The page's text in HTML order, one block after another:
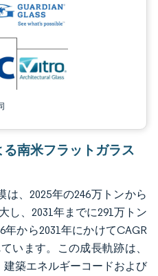
南米フラットガラス
、2025年の246万トンから
し、2031年までに291万トン
から2031年にかけてCAGR
います。この成長軌跡は、
築エネルギーコードおよび